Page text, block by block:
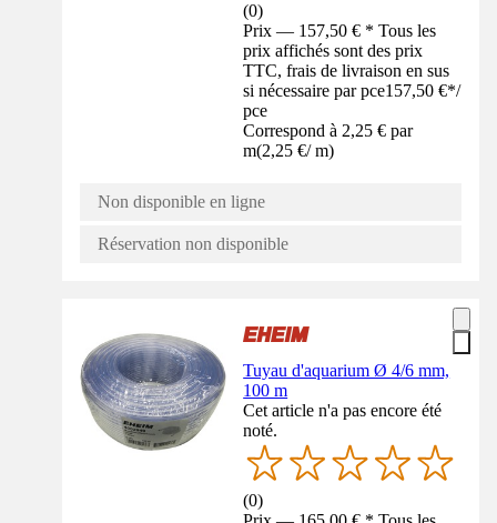
(0)
Prix — 157,50 € * Tous les
prix affichés sont des prix
TTC, frais de livraison en sus
si nécessaire par pce157,50 €*/
pce
Correspond à 2,25 € par
m(2,25 €/ m)
Non disponible en ligne
Réservation non disponible
Tuyau d'aquarium Ø 4/6 mm,
100 m
Cet article n'a pas encore été
noté.
(0)